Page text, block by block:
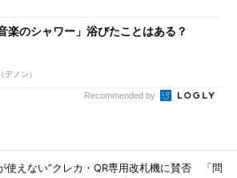
音楽のシャワー」浴びたことはある？
デノン）
Recommended by
使えない”クレカ・QR専用改札機に賛否 「問